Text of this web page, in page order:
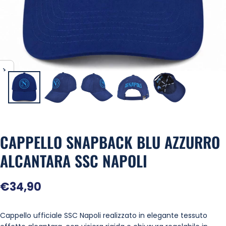
CAPPELLO SNAPBACK BLU AZZURRO
ALCANTARA SSC NAPOLI
Prezzo
€34,90
Cappello ufficiale SSC Napoli realizzato in elegante tessuto